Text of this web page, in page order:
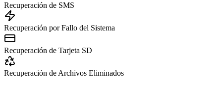
Recuperación de SMS
Recuperación por Fallo del Sistema
Recuperación de Tarjeta SD
Recuperación de Archivos Eliminados